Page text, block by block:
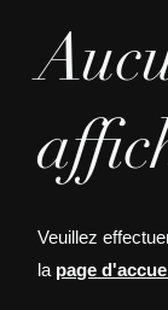
Veuillez
la page